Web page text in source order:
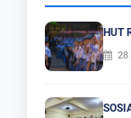
HUT
28